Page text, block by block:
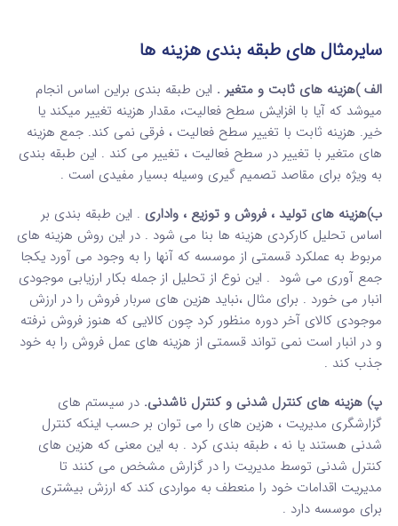
سایرمثال های طبقه بندی هزینه ها
الف )هزینه های ثابت و متغیر . این طبقه بندی براین اساس انجام
میوشد که آیا با افزایش سطح فعالیت، مقدار هزینه تغییر میکند یا
خیر. هزینه ثابت با تغییر سطح فعالیت ، فرقی نمی کند. جمع هزینه
های متغیر با تغییر در سطح فعالیت ، تغییر می کند . این طبقه بندی
به ویژه برای مقاصد تصمیم گیری وسیله بسیار مفیدی است .
ب)هزینه های تولید ، فروش و توزیع ، واداری . این طبقه بندی بر
اساس تحلیل کارکردی هزینه ها بنا می شود . در این روش هزینه های
مربوط به عملکرد قسمتی از موسسه که آنها را به وجود می آورد یکجا
جمع آوری می شود . این نوع از تحلیل از جمله بکار ارزیابی موجودی
انبار می خورد . برای مثال ،نباید هزین های سربار فروش را در ارزش
موجودی کالای آخر دوره منظور کرد چون کالایی که هنوز فروش نرفته
و در انبار است نمی تواند قسمتی از هزینه های عمل فروش را به خود
جذب کند .
پ) هزینه های کنترل شدنی و کنترل ناشدنی. در سیستم های
گزارشگری مدیریت ، هزین های را می توان بر حسب اینکه کنترل
شدنی هستند یا نه ، طبقه بندی کرد . به این معنی که هزین های
کنترل شدنی توسط مدیریت را در گزارش مشخص می کنند تا
مدیریت اقدامات خود را منعطف به مواردی کند که ارزش بیشتری
برای موسسه دارد .